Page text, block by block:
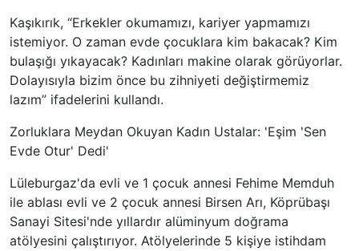
Kaşıkırık, “Erkekler okumamızı, kariyer yapmamızı
istemiyor. O zaman evde çocuklara kim bakacak? Kim
bulaşığı yıkayacak? Kadınları makine olarak görüyorlar.
Dolayısıyla bizim önce bu zihniyeti değiştirmemiz
lazım” ifadelerini kullandı.
Zorluklara Meydan Okuyan Kadın Ustalar: 'Eşim 'Sen
Evde Otur' Dedi'
Lüleburgaz'da evli ve 1 çocuk annesi Fehime Memduh
ile ablası evli ve 2 çocuk annesi Birsen Arı, Köprübaşı
Sanayi Sitesi'nde yıllardır alüminyum doğrama
atölyesini çalıştırıyor. Atölyelerinde 5 kişiye istihdam